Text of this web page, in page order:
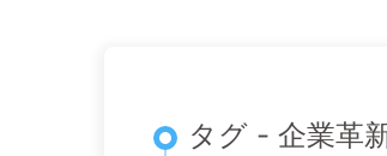
タグ - 企業革